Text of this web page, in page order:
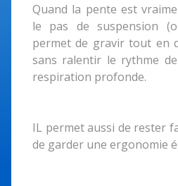
Quand la pente est
le pas de suspension
permet de gravir tout en
sans ralentir le rythme
respiration profonde.
IL permet aussi de rester
de garder une ergonomie